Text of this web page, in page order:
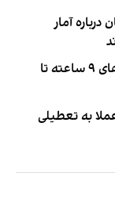
آمار
روایت فداکاری‌های محمد صلاح؛ از سفرهای ۹ ساعته تا
به تعطیلی